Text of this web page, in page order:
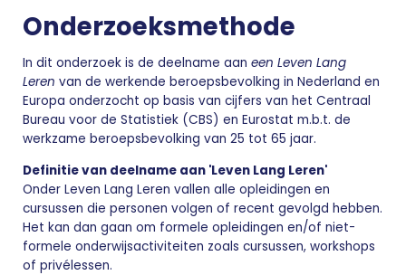
Onderzoeksmethode
In dit onderzoek is de deelname aan een Leven Lang
Leren van de werkende beroepsbevolking in Nederland en
Europa onderzocht op basis van cijfers van het Centraal
Bureau voor de Statistiek (CBS) en Eurostat m.b.t. de
werkzame beroepsbevolking van 25 tot 65 jaar.
Definitie van deelname aan 'Leven Lang Leren'
Onder Leven Lang Leren vallen alle opleidingen en
cursussen die personen volgen of recent gevolgd hebben.
Het kan dan gaan om formele opleidingen en/of niet-
formele onderwijsactiviteiten zoals cursussen, workshops
of privélessen.